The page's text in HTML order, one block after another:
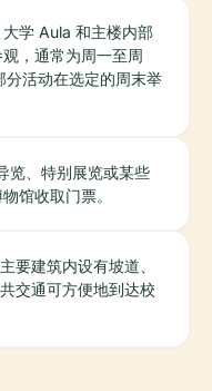
学 Aula 和主楼内部
，通常为周一至周
活动在选定的周末举
览、特别展览或某些
馆收取门票。
要建筑内设有坡道、
交通可方便地到达校